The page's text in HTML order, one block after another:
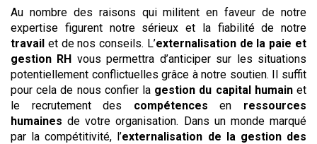
Au nombre des raisons qui militent en faveur de notre
expertise figurent notre sérieux et la fiabilité de notre
travail et de nos conseils. L’externalisation de la paie et
gestion RH vous permettra d’anticiper sur les situations
potentiellement conflictuelles grâce à notre soutien. Il suffit
pour cela de nous confier la gestion du capital humainet
le recrutement des compétences en ressources
humaines de votre organisation. Dans un monde marqué
par la compétitivité, l’externalisation de la gestion des